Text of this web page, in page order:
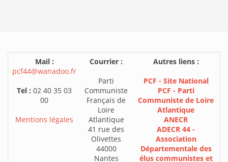
Mail :
pcf44@wanadoo.fr
Tel : 02 40 35 03
00
Mentions légales
Courrier :
Parti
Communiste
Français de
Loire
Atlantique
41 rue des
Olivettes
44000
Nantes
Autres liens :
PCF - Site National
PCF - Parti
Communiste de Loire
Atlantique
ANECR
ADECR 44 -
Association
Départementale des
élus communistes et